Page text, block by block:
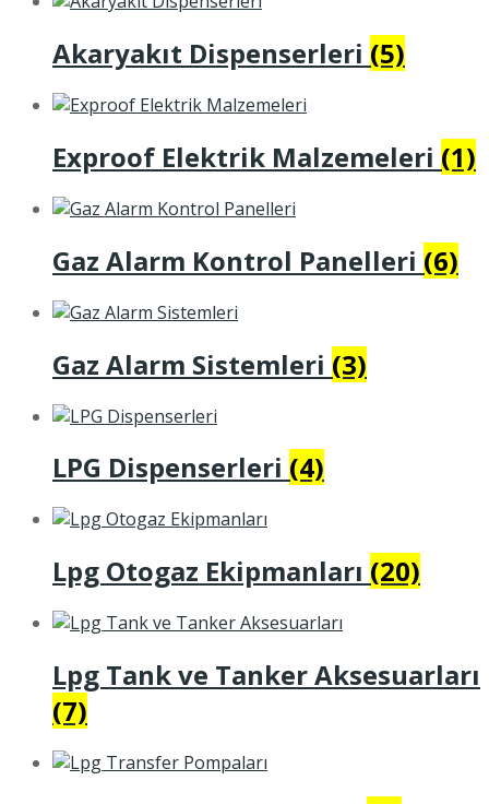
Akaryakıt Dispenserleri (5)
Exproof Elektrik Malzemeleri (1)
Gaz Alarm Kontrol Panelleri (6)
Gaz Alarm Sistemleri (3)
LPG Dispenserleri (4)
Lpg Otogaz Ekipmanları (20)
Lpg Tank ve Tanker Aksesuarları
(7)